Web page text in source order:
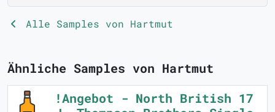
Alle Samples von Hartmut
Ähnliche Samples von Hartmut
!Angebot - North British 17